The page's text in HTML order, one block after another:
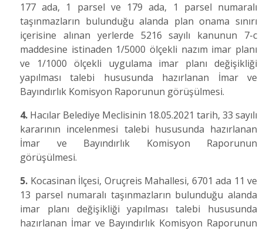
177 ada, 1 parsel ve 179 ada, 1 parsel numaralı
taşınmazların bulunduğu alanda plan onama sınırı
içerisine alınan yerlerde 5216 sayılı kanunun 7-c
maddesine istinaden 1/5000 ölçekli nazım imar planı
ve 1/1000 ölçekli uygulama imar planı değişikliği
yapılması talebi hususunda hazırlanan İmar ve
Bayındırlık Komisyon Raporunun görüşülmesi.
4. Hacılar Belediye Meclisinin 18.05.2021 tarih, 33 sayılı
kararının incelenmesi talebi hususunda hazırlanan
İmar ve Bayındırlık Komisyon Raporunun
görüşülmesi.
5. Kocasinan İlçesi, Oruçreis Mahallesi, 6701 ada 11 ve
13 parsel numaralı taşınmazların bulunduğu alanda
imar planı değişikliği yapılması talebi hususunda
hazırlanan İmar ve Bayındırlık Komisyon Raporunun